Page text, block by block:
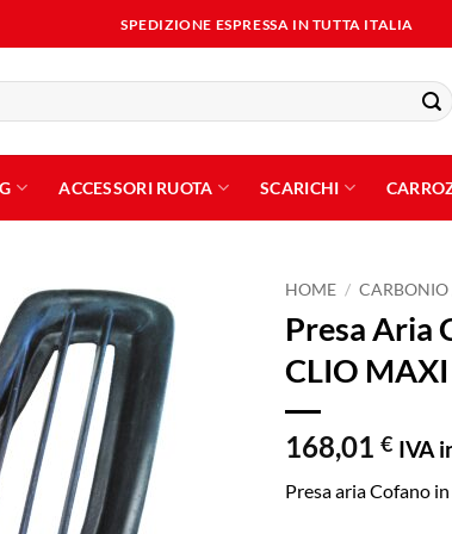
SPEDIZIONE ESPRESSA IN TUTTA ITALIA
ACCESSORI RUOTA SCARICHI
Aggiungi
alla lista
HOME / CARBONIO
Presa Aria
CLIO MAXI
168,01 € IVA
Presa aria Cofano